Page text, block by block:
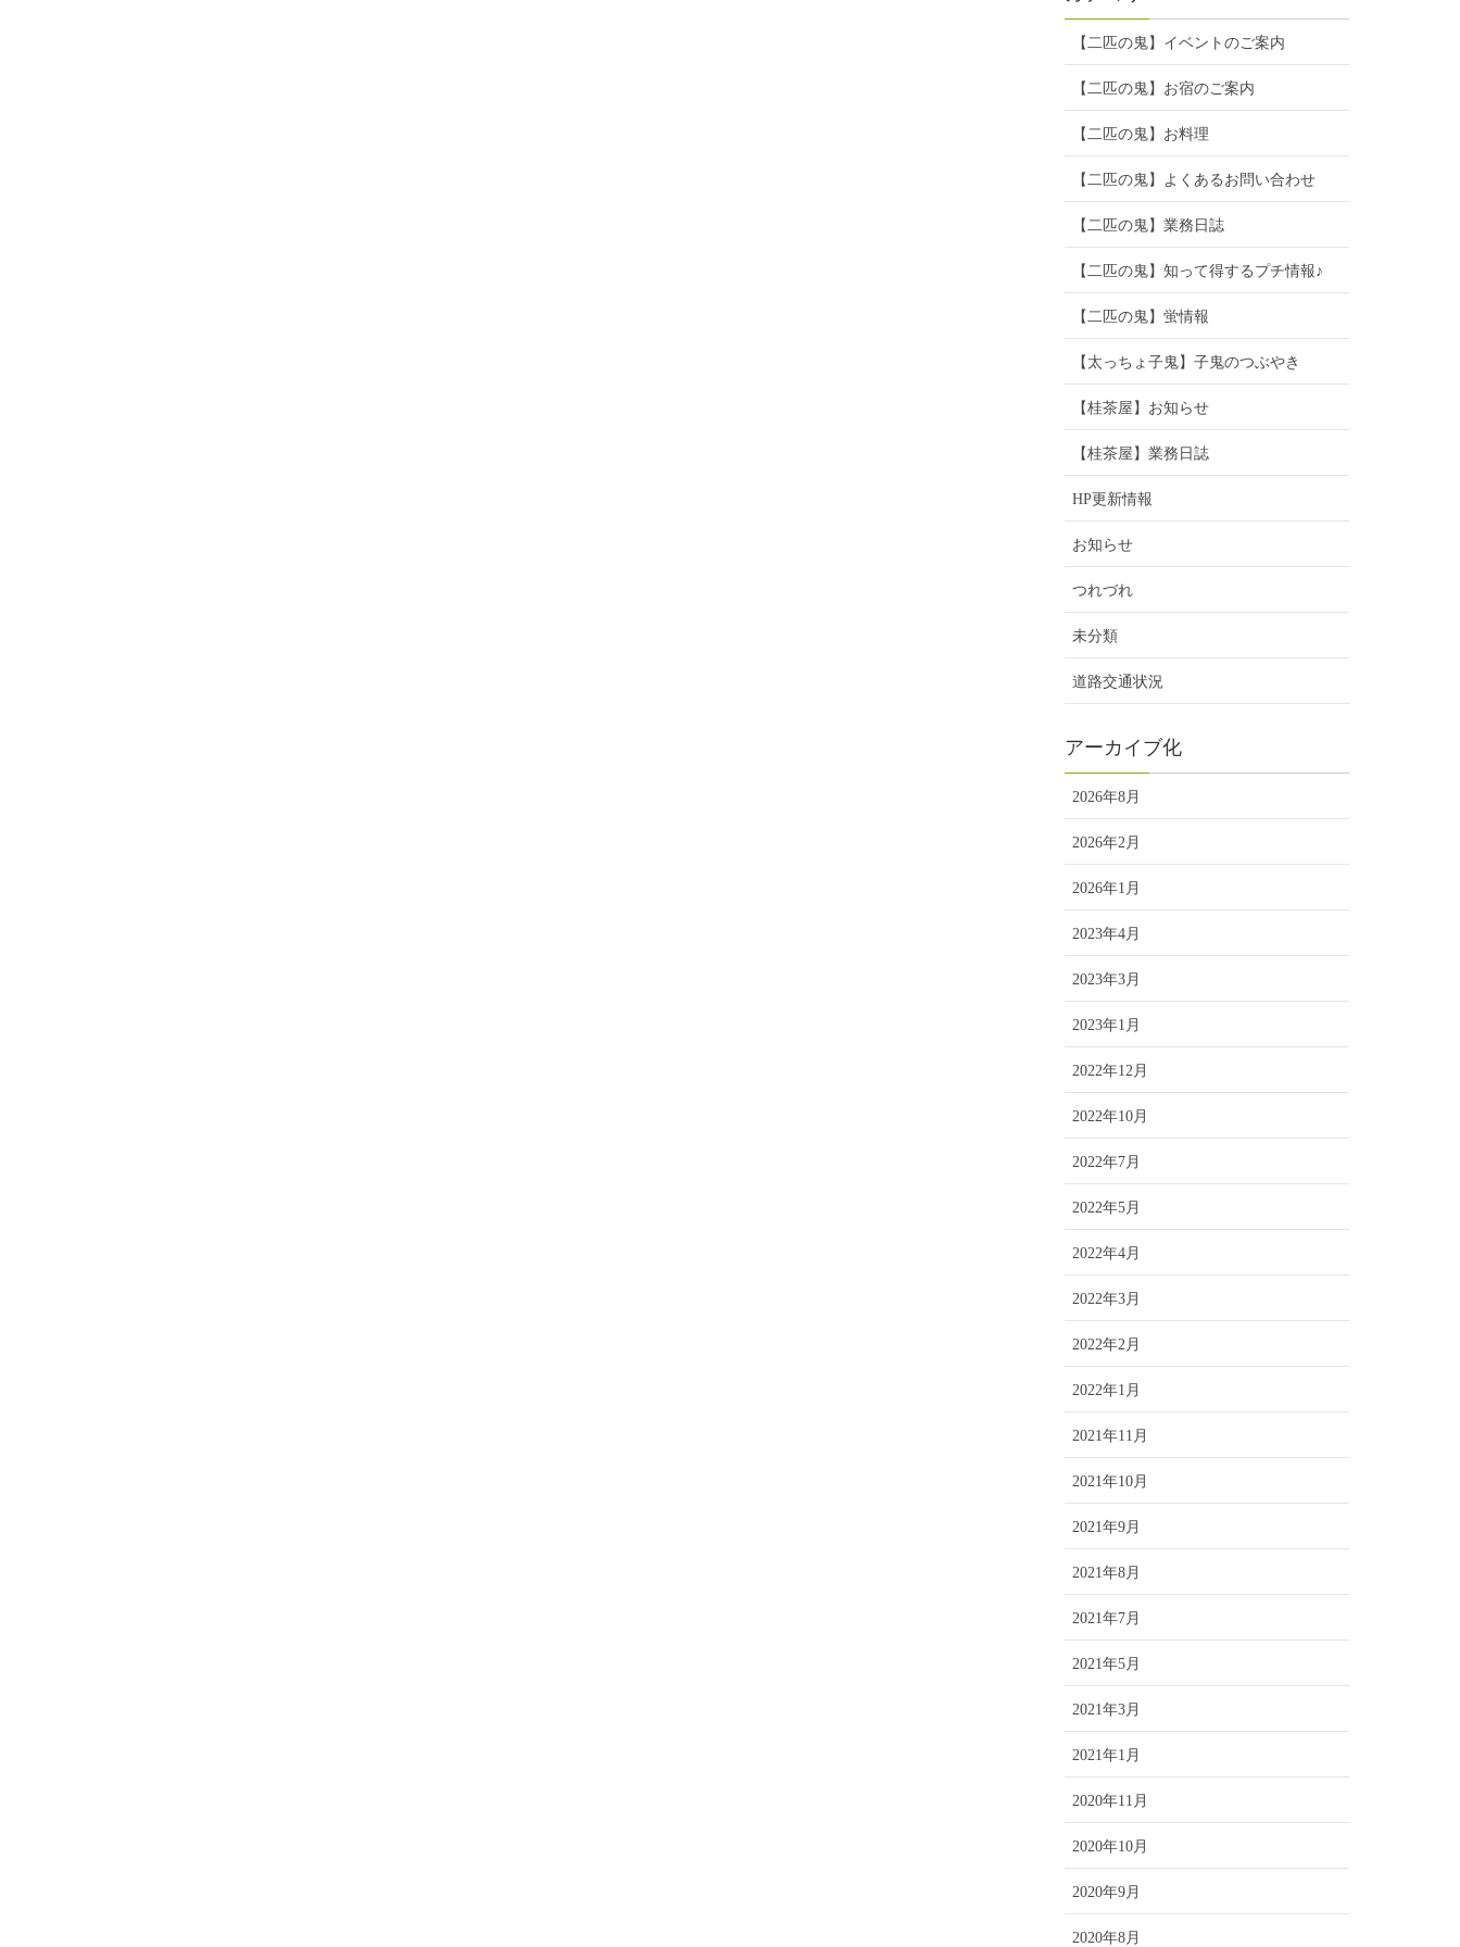
【二匹の鬼】イベントのご案内
【二匹の鬼】お宿のご案内
【二匹の鬼】お料理
【二匹の鬼】よくあるお問い合わせ
【二匹の鬼】業務日誌
【二匹の鬼】知って得するプチ情報♪
【二匹の鬼】蛍情報
【太っちょ子鬼】子鬼のつぶやき
【桂茶屋】お知らせ
【桂茶屋】業務日誌
HP更新情報
お知らせ
つれづれ
未分類
道路交通状況
アーカイブ化
2026年8月
2026年2月
2026年1月
2023年4月
2023年3月
2023年1月
2022年12月
2022年10月
2022年7月
2022年5月
2022年4月
2022年3月
2022年2月
2022年1月
2021年11月
2021年10月
2021年9月
2021年8月
2021年7月
2021年5月
2021年3月
2021年1月
2020年11月
2020年10月
2020年9月
2020年8月